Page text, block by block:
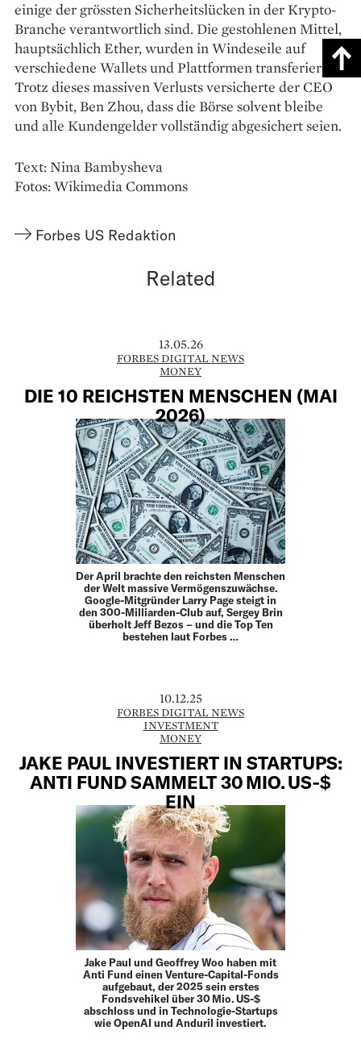
einige der grössten Sicherheitslücken in der Krypto-
Branche verantwortlich sind. Die gestohlenen Mittel,
hauptsächlich Ether, wurden in Windeseile auf
verschiedene Wallets und Plattformen transferiert.
Trotz dieses massiven Verlusts versicherte der CEO
von Bybit, Ben Zhou, dass die Börse solvent bleibe
und alle Kundengelder vollständig abgesichert seien.
Text: Nina Bambysheva
Fotos: Wikimedia Commons
Forbes US Redaktion
Related
13.05.26
FORBES DIGITAL NEWS
MONEY
DIE 10 REICHSTEN MENSCHEN (MAI
2026)
Der April brachte den reichsten Menschen
der Welt massive Vermögenszuwächse.
Google-Mitgründer Larry Page steigt in
den 300-Milliarden-Club auf, Sergey Brin
überholt Jeff Bezos – und die Top Ten
bestehen laut Forbes …
10.12.25
FORBES DIGITAL NEWS
INVESTMENT
MONEY
JAKE PAUL INVESTIERT IN STARTUPS:
ANTI FUND SAMMELT 30 MIO. US‑$
EIN
Jake Paul und Geoffrey Woo haben mit
Anti Fund einen Venture-Capital-Fonds
aufgebaut, der 2025 sein erstes
Fondsvehikel über 30 Mio. US-$
abschloss und in Technologie-Startups
wie OpenAI und Anduril investiert.